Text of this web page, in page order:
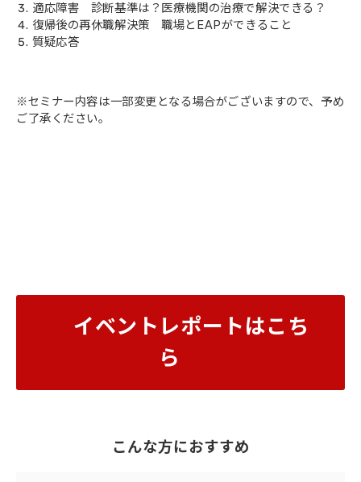
適応障害 診断基準は？医療機関の治療で解決できる？
復帰後の再休職解決策 職場とEAPができること
質疑応答
※セミナー内容は一部変更となる場合がございますので、予め
ご了承ください。
イベントレポートはこち
ら
こんな方におすすめ